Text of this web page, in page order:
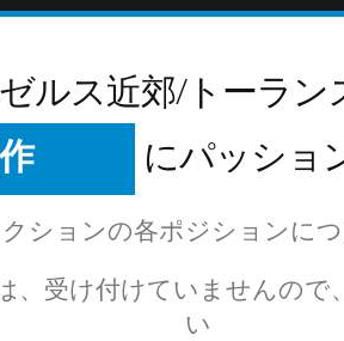
ルス近郊/トーラン
ンツ
イン
作
制作
にパッショ
ションの各ポジションに
受け付けていませんので
い